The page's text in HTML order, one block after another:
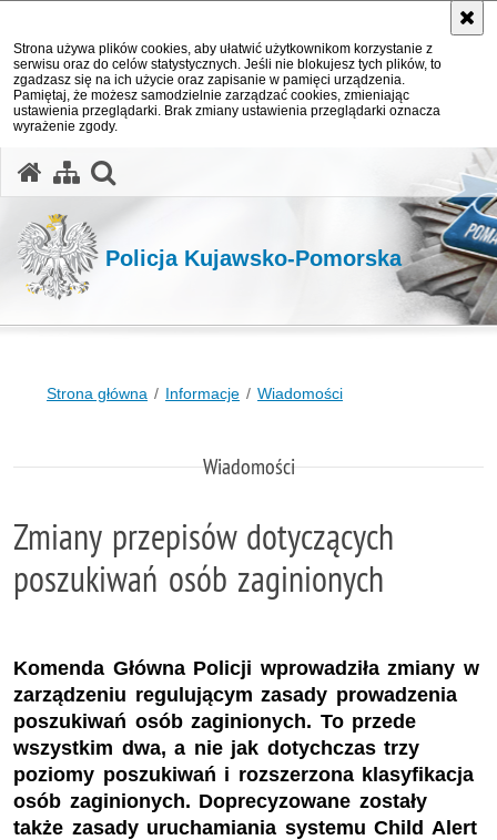
Strona używa plików cookies, aby ułatwić użytkownikom korzystanie z
serwisu oraz do celów statystycznych. Jeśli nie blokujesz tych plików, to
zgadzasz się na ich użycie oraz zapisanie w pamięci urządzenia.
Pamiętaj, że możesz samodzielnie zarządzać cookies, zmieniając
ustawienia przeglądarki. Brak zmiany ustawienia przeglądarki oznacza
wyrażenie zgody.
Policja Kujawsko-Pomorska
Strona główna Informacje Wiadomości
Wiadomości
Zmiany przepisów dotyczących
poszukiwań osób zaginionych
Komenda Główna Policji wprowadziła zmiany w
zarządzeniu regulującym zasady prowadzenia
poszukiwań osób zaginionych. To przede
wszystkim dwa, a nie jak dotychczas trzy
poziomy poszukiwań i rozszerzona klasyfikacja
osób zaginionych. Doprecyzowane zostały
także zasady uruchamiania systemu Child Alert